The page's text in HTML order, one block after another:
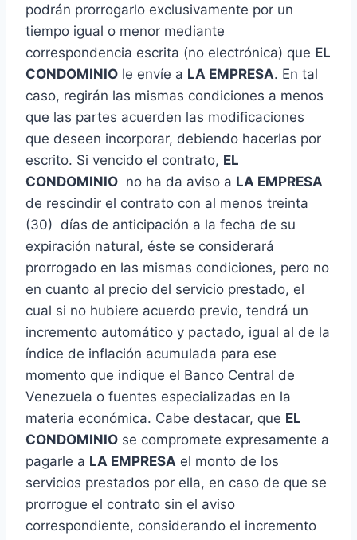
podrán prorrogarlo exclusivamente por un
tiempo igual o menor mediante
correspondencia escrita (no electrónica) que EL
CONDOMINIO le envíe a LA EMPRESA. En tal
caso, regirán las mismas condiciones a menos
que las partes acuerden las modificaciones
que deseen incorporar, debiendo hacerlas por
escrito. Si vencido el contrato, EL
CONDOMINIO no ha da aviso a LA EMPRESA
de rescindir el contrato con al menos treinta
(30) días de anticipación a la fecha de su
expiración natural, éste se considerará
prorrogado en las mismas condiciones, pero no
en cuanto al precio del servicio prestado, el
cual si no hubiere acuerdo previo, tendrá un
incremento automático y pactado, igual al de la
índice de inflación acumulada para ese
momento que indique el Banco Central de
Venezuela o fuentes especializadas en la
materia económica. Cabe destacar, que EL
CONDOMINIO se compromete expresamente a
pagarle a LA EMPRESA el monto de los
servicios prestados por ella, en caso de que se
prorrogue el contrato sin el aviso
correspondiente, considerando el incremento